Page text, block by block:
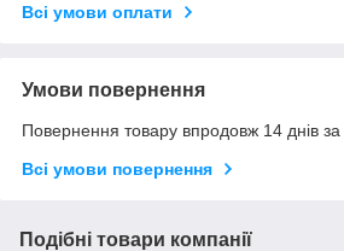
Всі умови оплати
Умови повернення
Повернення товару впродовж 14 днів
Всі умови повернення
Подібні товари компанії